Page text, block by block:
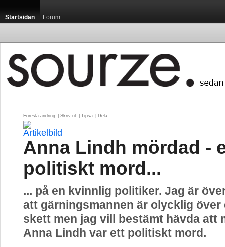
Startsidan Forum
Föreslå ändring Skriv ut Tipsa Dela
Anna Lindh mördad -
politiskt mord...
... på en kvinnlig politiker. Jag är
att gärningsmannen är olycklig över
skett men jag vill bestämt hävda att
Anna Lindh var ett politiskt mord.